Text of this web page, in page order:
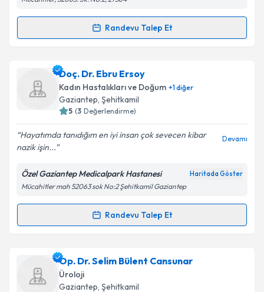
Kişisel verilerimin işlenmesine ilişkin
Metni'ni okudum ve kişisel verilerimin belirtilen
kapsamda işlenmesini kabul ediyorum.
Randevu Talep Et
Randevu Takvimi Talebi
Dr. Öğr. Üyesi Çağdaş Demiroğlu
takvimi talebi oluşturun. Size bu uzmandan randevu
almanız için bir takvim hazırlandığında e-posta ile
bilgilendireceğiz.
E-posta Adresiniz
Kişisel verilerimin işlenmesine ilişkin
Metni'ni okudum ve kişisel verilerimin belirtilen
kapsamda işlenmesini kabul ediyorum.
Doç. Dr. Ebru Ersoy
Kadın Hastalıkları ve Doğum +1diğer
Gaziantep, Şehitkamil
5 (3 Değerlendirme)
Hayatımda tanıdığım en iyi insan çok sevecen kibar
nazik işin...
Devamı
Özel Gaziantep Medicalpark Hastanesi Haritada Göster
Mücahitler mah 52063 sok No:2 Şehitkamil Gaziantep
Randevu Talep Et
Randevu Takvimi Talebi
Doç. Dr. Ebru Ersoy için randevu takvimi talebi
oluşturun. Size bu uzmandan randevu almanız için bir
takvim hazırlandığında e-posta ile bilgilendireceğiz.
Op. Dr. Selim Bülent Cansunar
Üroloji
Gaziantep, Şehitkamil